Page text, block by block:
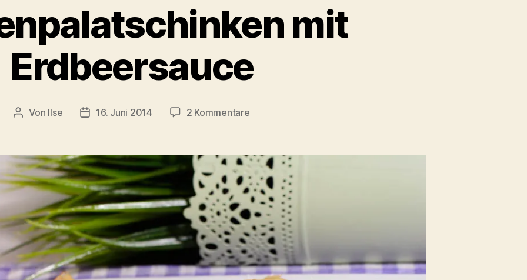
mit
Erdbeersauce
Beitragsautor
Von Ilse Beitragsdatum
16. Juni 2014 2 Kommentarezu
Erdbeersauce